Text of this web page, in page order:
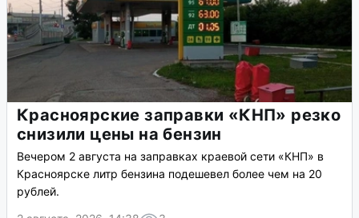
Красноярские заправки «КНП» резко
снизили цены на бензин
Вечером 2 августа на заправках краевой сети «КНП» в
Красноярске литр бензина подешевел более чем на 20
рублей.